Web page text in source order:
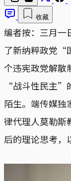
收藏
编者按：三月一
了新纳粹政党“
个违宪政党解散
“战斗性民主”
陌生。端传媒独
律代理人莫勒斯
后的理论思考，